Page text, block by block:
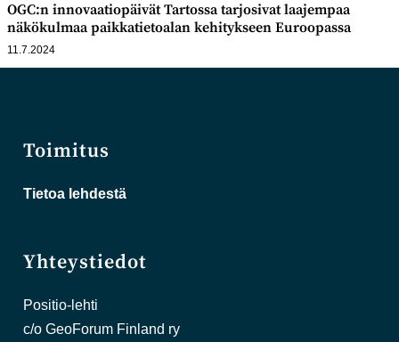
OGC:n innovaatiopäivät Tartossa tarjosivat laajempaa
näkökulmaa paikkatietoalan kehitykseen Euroopassa
11.7.2024
Toimitus
Tietoa lehdestä
Yhteystiedot
Positio-lehti
c/o GeoForum Finland ry